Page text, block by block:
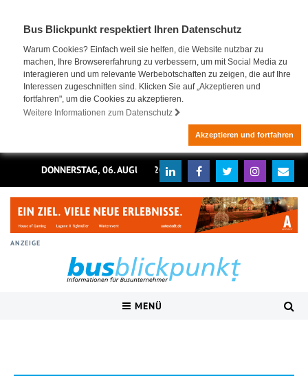
Bus Blickpunkt respektiert Ihren Datenschutz
Warum Cookies? Einfach weil sie helfen, die Website nutzbar zu
machen, Ihre Browsererfahrung zu verbessern, um mit Social Media zu
interagieren und um relevante Werbebotschaften zu zeigen, die auf Ihre
Interessen zugeschnitten sind. Klicken Sie auf „Akzeptieren und
fortfahren", um die Cookies zu akzeptieren.
Weitere Informationen zum Datenschutz
Akzeptieren und fortfahren
DONNERSTAG, 06. AUGUST 2026
ANZEIGE
MENÜ